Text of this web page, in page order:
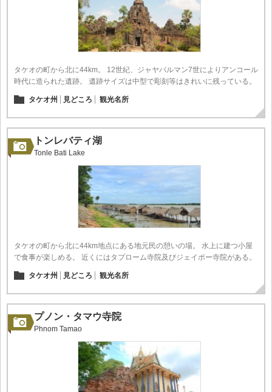
タケオの町から北に44km。 12世紀、ジャヤバルマン7世によりアンコール
時代に造られた遺跡。 遺跡サイズは中型で彫刻等はきれいに残っている。
タケオ州 見どころ 観光名所
トンレバティ湖
Tonle Bati Lake
タケオの町から北に44km地点にある地元民の憩いの場。 水上に建つ小屋
で食事が楽しめる。 近くにはタプローム寺院及びジェイポー寺院がある。
タケオ州 見どころ 観光名所
プノン・タマウ寺院
Phnom Tamao